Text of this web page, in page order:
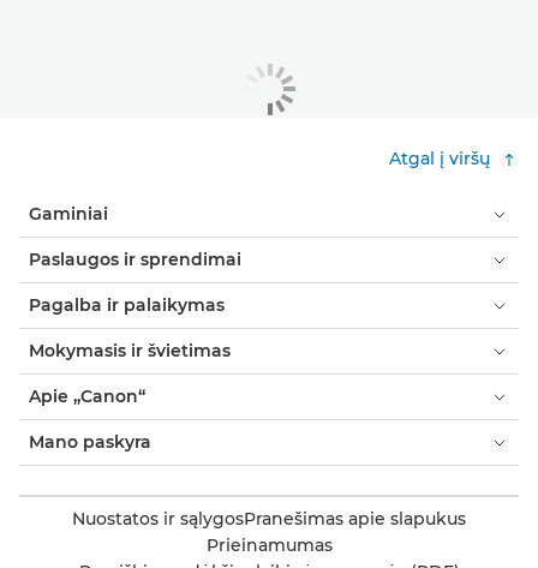
Atgal į viršų
Gaminiai
Paslaugos ir sprendimai
Pagalba ir palaikymas
Mokymasis ir švietimas
Apie „Canon“
Mano paskyra
Nuostatos ir sąlygosPranešimas apie slapukus
Prieinamumas